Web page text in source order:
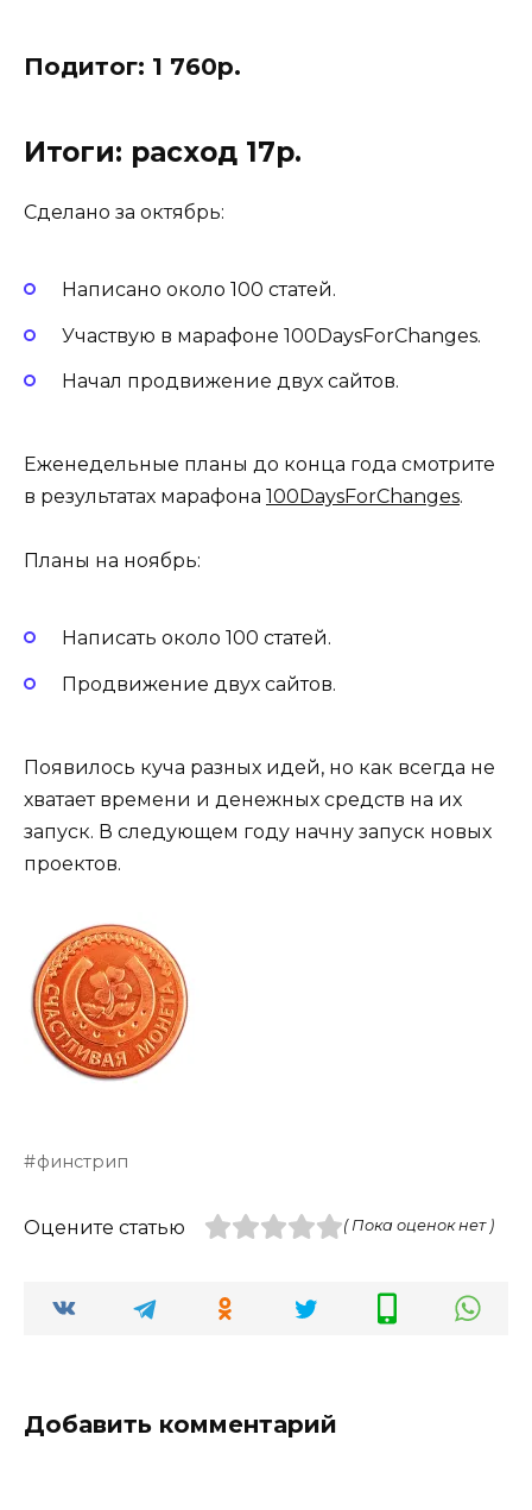
Подитог: 1 760р.
Итоги: расход 17р.
Сделано за октябрь:
Написано около 100 статей.
Участвую в марафоне 100DaysForChanges.
Начал продвижение двух сайтов.
Еженедельные планы до конца года смотрите
в результатах марафона 100DaysForChanges.
Планы на ноябрь:
Написать около 100 статей.
Продвижение двух сайтов.
Появилось куча разных идей, но как всегда не
хватает времени и денежных средств на их
запуск. В следующем году начну запуск новых
проектов.
финстрип
Оцените статью ( Пока оценок нет )
Добавить комментарий